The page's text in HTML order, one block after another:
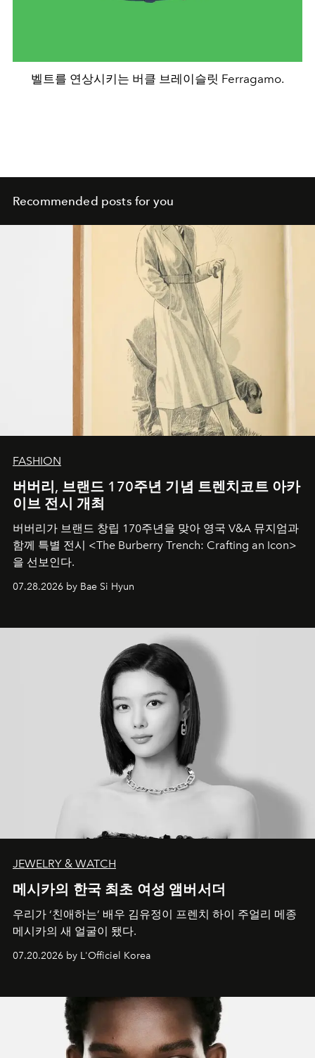
벨트를 연상시키는 버클 브레이슬릿 Ferragamo.
Recommended posts for you
FASHION
버버리, 브랜드 170주년 기념 트렌치코트 아카
이브 전시 개최
버버리가 브랜드 창립 170주년을 맞아 영국 V&A 뮤지엄과
함께 특별 전시 <The Burberry Trench: Crafting an Icon>
을 선보인다.
07.28.2026 by Bae Si Hyun
JEWELRY & WATCH
메시카의 한국 최초 여성 앰버서더
우리가 ‘친애하는’ 배우 김유정이 프렌치 하이 주얼리 메종
메시카의 새 얼굴이 됐다.
07.20.2026 by L'Officiel Korea